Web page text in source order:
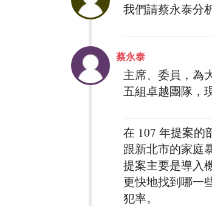
我們請蔡永泰分
蔡永泰
主席、委員，為
五組卓越團隊，
在 107 年提案的
跟新北市的家庭
提案主要是導入
更快地找到哪一
犯率。